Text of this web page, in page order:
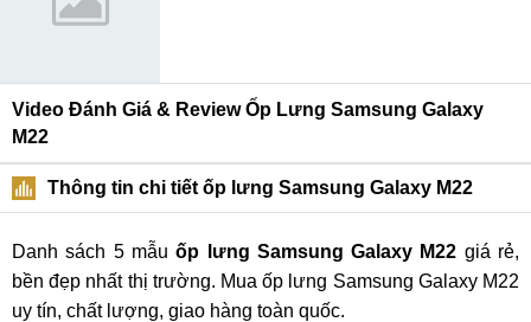
Video Đánh Giá & Review Ốp Lưng Samsung Galaxy
M22
Thông tin chi tiết ốp lưng Samsung Galaxy M22
Danh sách 5 mẫuốp lưng Samsung Galaxy M22 giá rẻ,
bền đẹp nhất thị trường. Mua ốp lưng Samsung Galaxy M22
uy tín, chất lượng, giao hàng toàn quốc.